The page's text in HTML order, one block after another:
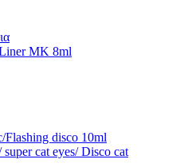
Liner ΜΚ 8ml
Flashing disco 10ml
super cat eyes/ Disco cat